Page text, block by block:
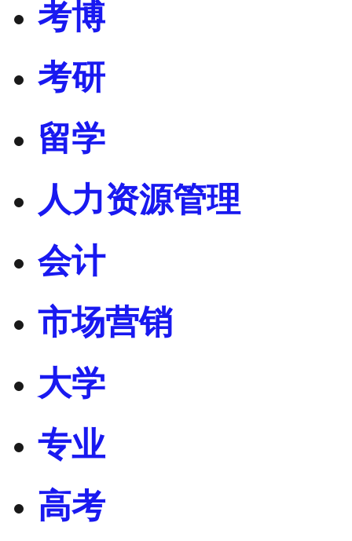
考博
考研
留学
人力资源管理
会计
市场营销
大学
专业
高考